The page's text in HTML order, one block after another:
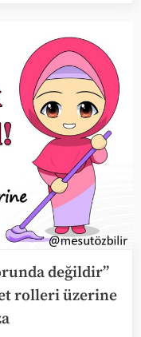
değildir”
rolleri üzerine